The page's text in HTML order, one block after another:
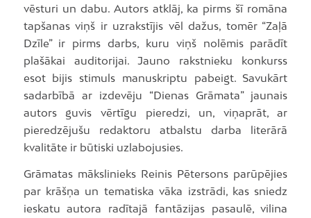
vēsturi un dabu. Autors atklāj, ka pirms šī romāna
tapšanas viņš ir uzrakstījis vēl dažus, tomēr “Zaļā
Dzīle” ir pirms darbs, kuru viņš nolēmis parādīt
plašākai auditorijai. Jauno rakstnieku konkurss
esot bijis stimuls manuskriptu pabeigt. Savukārt
sadarbībā ar izdevēju “Dienas Grāmata” jaunais
autors guvis vērtīgu pieredzi, un, viņaprāt, ar
pieredzējušu redaktoru atbalstu darba literārā
kvalitāte ir būtiski uzlabojusies.
Grāmatas mākslinieks Reinis Pētersons parūpējies
par krāšņa un tematiska vāka izstrādi, kas sniedz
ieskatu autora radītajā fantāzijas pasaulē, vilina